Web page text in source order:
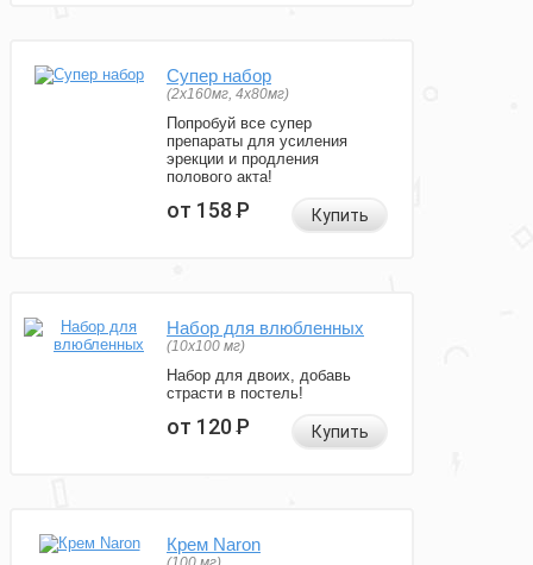
Супер набор
(2х160мг, 4х80мг)
Попробуй все супер
препараты для усиления
эрекции и продления
полового акта!
от 158Р Купить
Набор для влюбленных
(10х100 мг)
Набор для двоих, добавь
страсти в постель!
от 120Р Купить
Крем Naron